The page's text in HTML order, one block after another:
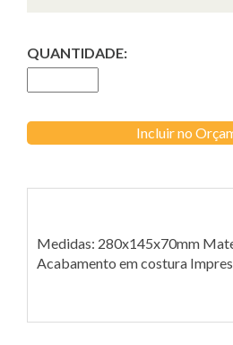
QUANTIDADE:
Incluir no
Medidas: 280x145x70mm
Acabamento em costura